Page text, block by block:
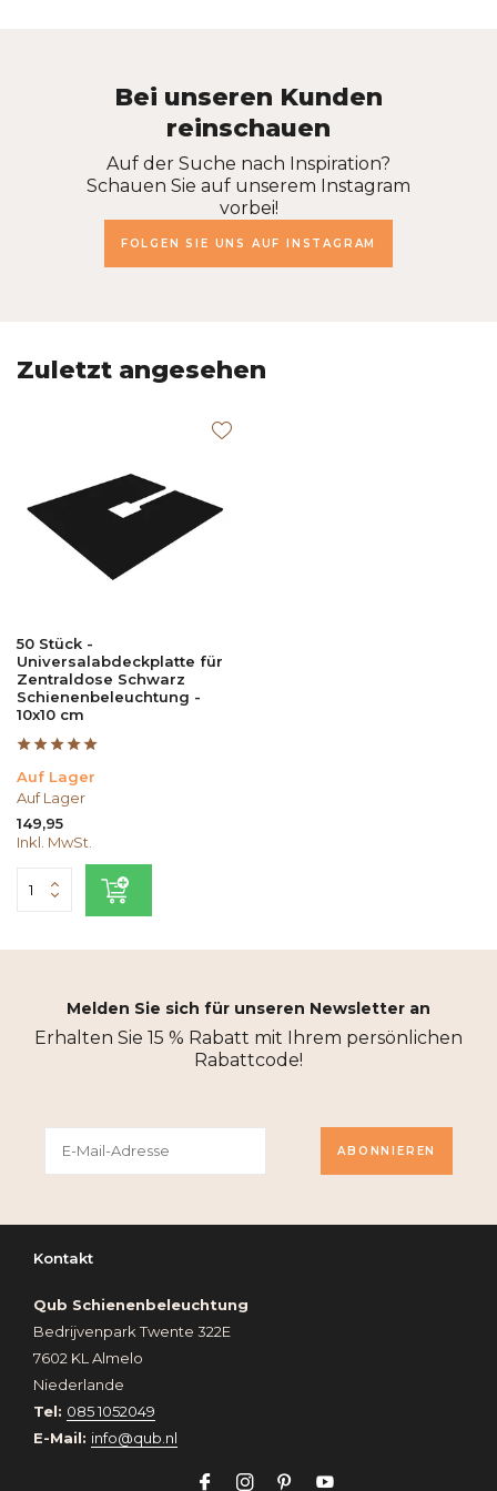
Bei unseren Kunden
reinschauen
Auf der Suche nach Inspiration?
Schauen Sie auf unserem Instagram
vorbei!
FOLGEN SIE UNS AUF INSTAGRAM
Zuletzt angesehen
50 Stück -
Universalabdeckplatte für
Zentraldose Schwarz
Schienenbeleuchtung -
10x10 cm
Auf Lager
Auf Lager
149,95
Inkl. MwSt.
Melden Sie sich für unseren Newsletter an
Erhalten Sie 15 % Rabatt mit Ihrem persönlichen
Rabattcode!
ABONNIEREN
Kontakt
Qub Schienenbeleuchtung
Bedrijvenpark Twente 322E
7602 KL Almelo
Niederlande
Tel: 085 1052049
E-Mail: info@qub.nl